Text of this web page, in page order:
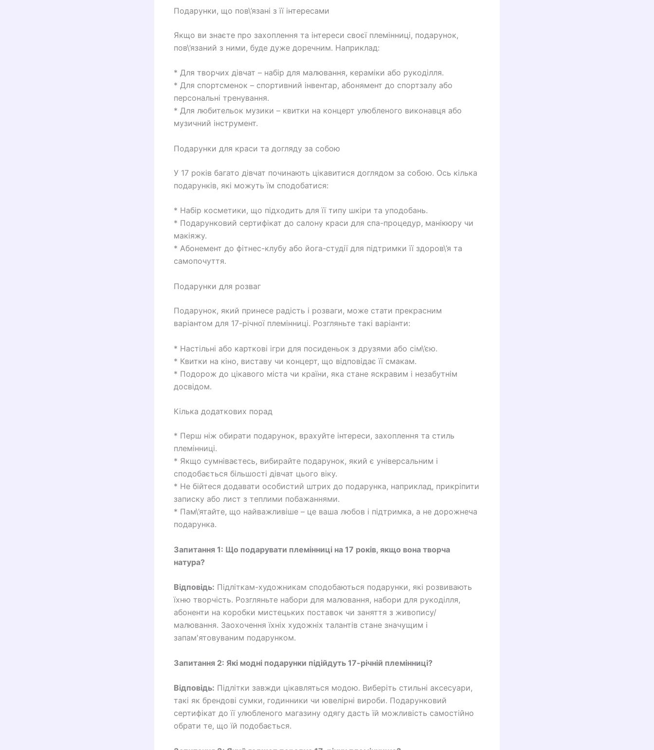
Подарунки, що пов\’язані з її інтересами
Якщо ви знаєте про захоплення та інтереси своєї племінниці, подарунок,
пов\’язаний з ними, буде дуже доречним. Наприклад:
* Для творчих дівчат – набір для малювання, кераміки або рукоділля.
* Для спортсменок – спортивний інвентар, абонямент до спортзалу або
персональні тренування.
* Для любительок музики – квитки на концерт улюбленого виконавця або
музичний інструмент.
Подарунки для краси та догляду за собою
У 17 років багато дівчат починають цікавитися доглядом за собою. Ось кілька
подарунків, які можуть їм сподобатися:
* Набір косметики, що підходить для її типу шкіри та уподобань.
* Подарунковий сертифікат до салону краси для спа-процедур, манікюру чи
макіяжу.
* Абонемент до фітнес-клубу або йога-студії для підтримки її здоров\’я та
самопочуття.
Подарунки для розваг
Подарунок, який принесе радість і розваги, може стати прекрасним
варіантом для 17-річної племінниці. Розгляньте такі варіанти:
* Настільні або карткові ігри для посиденьок з друзями або сім\’єю.
* Квитки на кіно, виставу чи концерт, що відповідає її смакам.
* Подорож до цікавого міста чи країни, яка стане яскравим і незабутнім
досвідом.
Кілька додаткових порад
* Перш ніж обирати подарунок, врахуйте інтереси, захоплення та стиль
племінниці.
* Якщо сумніваєтесь, вибирайте подарунок, який є універсальним і
сподобається більшості дівчат цього віку.
* Не бійтеся додавати особистий штрих до подарунка, наприклад, прикріпити
записку або лист з теплими побажаннями.
* Пам\’ятайте, що найважливіше – це ваша любов і підтримка, а не дорожнеча
подарунка.
Запитання 1: Що подарувати племінниці на 17 років, якщо вона творча
натура?
Відповідь: Підліткам-художникам сподобаються подарунки, які розвивають
їхню творчість. Розгляньте набори для малювання, набори для рукоділля,
абоненти на коробки мистецьких поставок чи заняття з живопису/
малювання. Заохочення їхніх художніх талантів стане значущим і
запам'ятовуваним подарунком.
Запитання 2: Які модні подарунки підійдуть 17-річній племінниці?
Відповідь: Підлітки завжди цікавляться модою. Виберіть стильні аксесуари,
такі як брендові сумки, годинники чи ювелірні вироби. Подарунковий
сертифікат до її улюбленого магазину одягу дасть їй можливість самостійно
обрати те, що їй подобається.